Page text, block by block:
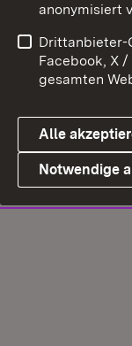
anonymisiert
Drittanbieter-
Facebook, X
gesamten
Alle
Notwendige